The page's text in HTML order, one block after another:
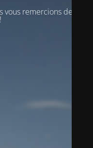
remercions de votre